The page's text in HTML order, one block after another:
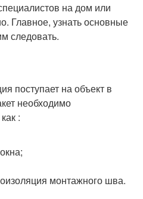
на дом или
Главное, узнать основные
следовать.
поступает на объект в
необходимо
:
монтажного шва.